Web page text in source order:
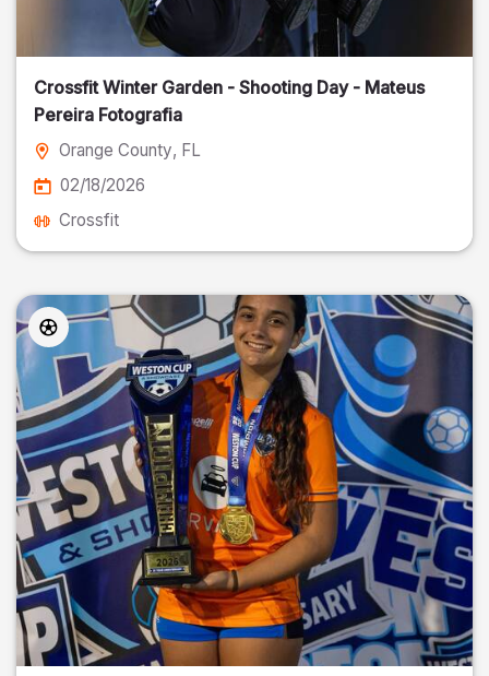
Crossfit Winter Garden - Shooting Day - Mateus
Pereira Fotografia
Orange County, FL
02/18/2026
Crossfit